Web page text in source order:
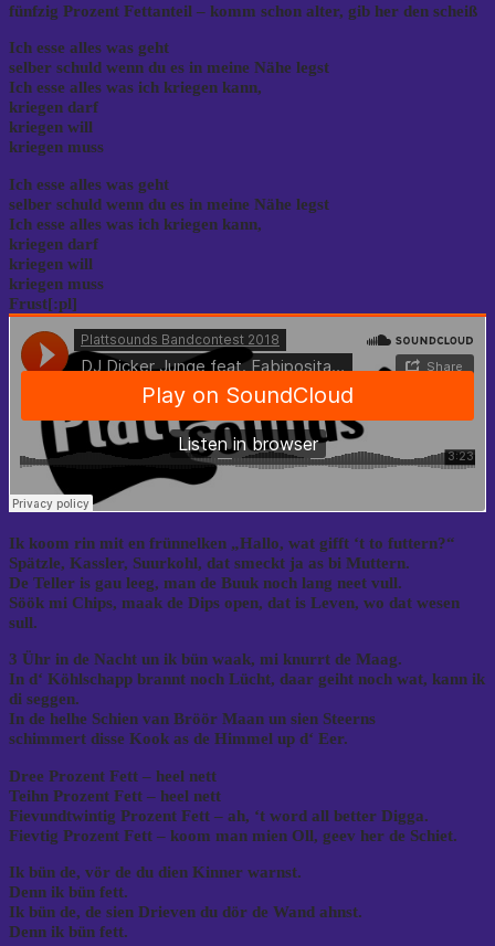
fünfzig Prozent Fettanteil – komm schon alter, gib her den scheiß
Ich esse alles was geht
selber schuld wenn du es in meine Nähe legst
Ich esse alles was ich kriegen kann,
kriegen darf
kriegen will
kriegen muss
Ich esse alles was geht
selber schuld wenn du es in meine Nähe legst
Ich esse alles was ich kriegen kann,
kriegen darf
kriegen will
kriegen muss
Frust[:pl]
Ik koom rin mit en frünnelken „Hallo, wat gifft ‘t to futtern?“
Spätzle, Kassler, Suurkohl, dat smeckt ja as bi Muttern.
De Teller is gau leeg, man de Buuk noch lang neet vull.
Söök mi Chips, maak de Dips open, dat is Leven, wo dat wesen
sull.
3 Ühr in de Nacht un ik bün waak, mi knurrt de Maag.
In d‘ Köhlschapp brannt noch Lücht, daar geiht noch wat, kann ik
di seggen.
In de helhe Schien van Bröör Maan un sien Steerns
schimmert disse Kook as de Himmel up d‘ Eer.
Dree Prozent Fett – heel nett
Teihn Prozent Fett – heel nett
Fievundtwintig Prozent Fett – ah, ‘t word all better Digga.
Fievtig Prozent Fett – koom man mien Oll, geev her de Schiet.
Ik bün de, vör de du dien Kinner warnst.
Denn ik bün fett.
Ik bün de, de sien Drieven du dör de Wand ahnst.
Denn ik bün fett.